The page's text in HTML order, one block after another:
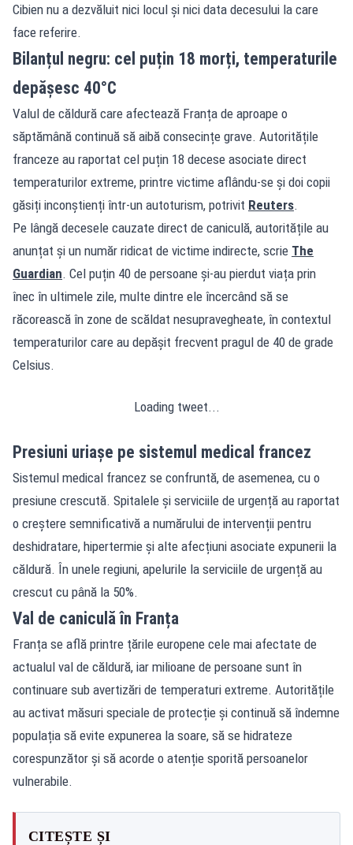
Cibien nu a dezvăluit nici locul şi nici data decesului la care
face referire.
Bilanțul negru: cel puțin 18 morți, temperaturile
depășesc 40°C
Valul de căldură care afectează Franța de aproape o
săptămână continuă să aibă consecințe grave. Autoritățile
franceze au raportat cel puțin 18 decese asociate direct
temperaturilor extreme, printre victime aflându-se și doi copii
găsiți inconștienți într-un autoturism, potrivit Reuters.
Pe lângă decesele cauzate direct de caniculă, autoritățile au
anunțat și un număr ridicat de victime indirecte, scrie The
Guardian. Cel puțin 40 de persoane și-au pierdut viața prin
înec în ultimele zile, multe dintre ele încercând să se
răcorească în zone de scăldat nesupravegheate, în contextul
temperaturilor care au depășit frecvent pragul de 40 de grade
Celsius.
Loading tweet...
Presiuni uriașe pe sistemul medical francez
Sistemul medical francez se confruntă, de asemenea, cu o
presiune crescută. Spitalele și serviciile de urgență au raportat
o creștere semnificativă a numărului de intervenții pentru
deshidratare, hipertermie și alte afecțiuni asociate expunerii la
căldură. În unele regiuni, apelurile la serviciile de urgență au
crescut cu până la 50%.
Val de caniculă în Franța
Franța se află printre țările europene cele mai afectate de
actualul val de căldură, iar milioane de persoane sunt în
continuare sub avertizări de temperaturi extreme. Autoritățile
au activat măsuri speciale de protecție și continuă să îndemne
populația să evite expunerea la soare, să se hidrateze
corespunzător și să acorde o atenție sporită persoanelor
vulnerabile.
CITEȘTE ȘI